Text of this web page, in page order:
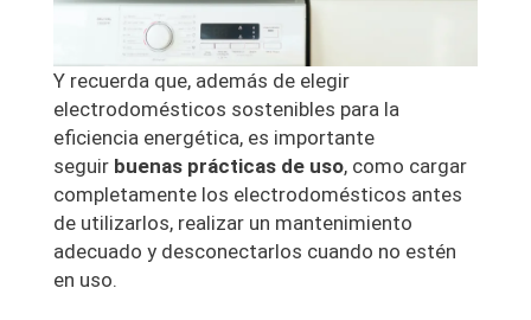
Y recuerda que, además de elegir
electrodomésticos sostenibles para la
eficiencia energética, es importante
seguir buenas prácticas de uso, como cargar
completamente los electrodomésticos antes
de utilizarlos, realizar un mantenimiento
adecuado y desconectarlos cuando no estén
en uso.